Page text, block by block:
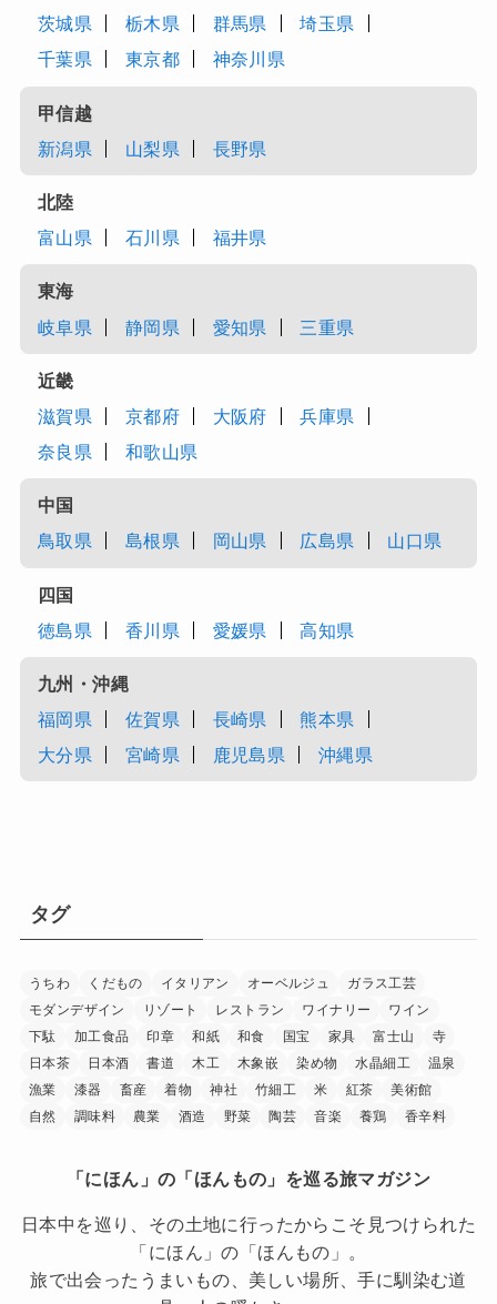
茨城県
栃木県 群馬県
埼玉県
千葉県
東京都 神奈川県
甲信越
新潟県
山梨県 長野県
北陸
富山県
石川県 福井県
東海
岐阜県
静岡県 愛知県 三重県
近畿
滋賀県
京都府 大阪府
兵庫県
奈良県
和歌山県
中国
鳥取県
島根県 岡山県 広島県 山口県
四国
徳島県
香川県 愛媛県 高知県
九州・沖縄
福岡県
佐賀県 長崎県
熊本県
大分県
宮崎県 鹿児島県 沖縄県
タグ
うちわ くだもの イタリアン オーベルジュ
ガラス工芸
モダンデザイン
リゾート レストラン ワイナリー
ワイン
下駄
加工食品 印章 和紙 和食 国宝 家具 富士山
寺
日本茶
日本酒 書道 木工 木象嵌 染め物 水晶細工
温泉
漁業
漆器 畜産 着物 神社 竹細工 米 紅茶
美術館
自然
調味料 農業 酒造 野菜 陶芸 音楽 養鶏 香辛料
「にほん」の「ほんもの」を巡る旅マガジン
日本中を巡り、その土地に行ったからこそ見つけられた
「にほん」の「ほんもの」。
旅で出会ったうまいもの、美しい場所、手に馴染む道